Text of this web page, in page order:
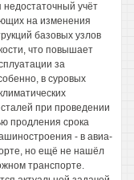
учёт
на изменения
базовых узлов
что повышает
за
в суровых
при проведении
продления срока
- в авиа-
но ещё не нашёл
транспорте.